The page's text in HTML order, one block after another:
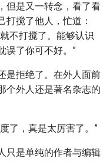
但是又一转念，看了看
打搅了他人，忙道：
不打搅了。能够认识
误了你可不好。”
是拒绝了。在外人面前
个外人还是著名杂志的
了，真是太厉害了。”
只是单纯的作者与编辑